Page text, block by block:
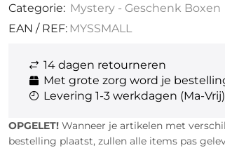
Categorie: Mystery - Geschenk Boxen
EAN / REF: MYSSMALL
14 dagen retourneren
Met grote zorg word je
Levering 1-3 werkdagen (Ma-Vrij)
OPGELET!Wanneer je artikelen met
bestelling plaatst, zullen alle items pas